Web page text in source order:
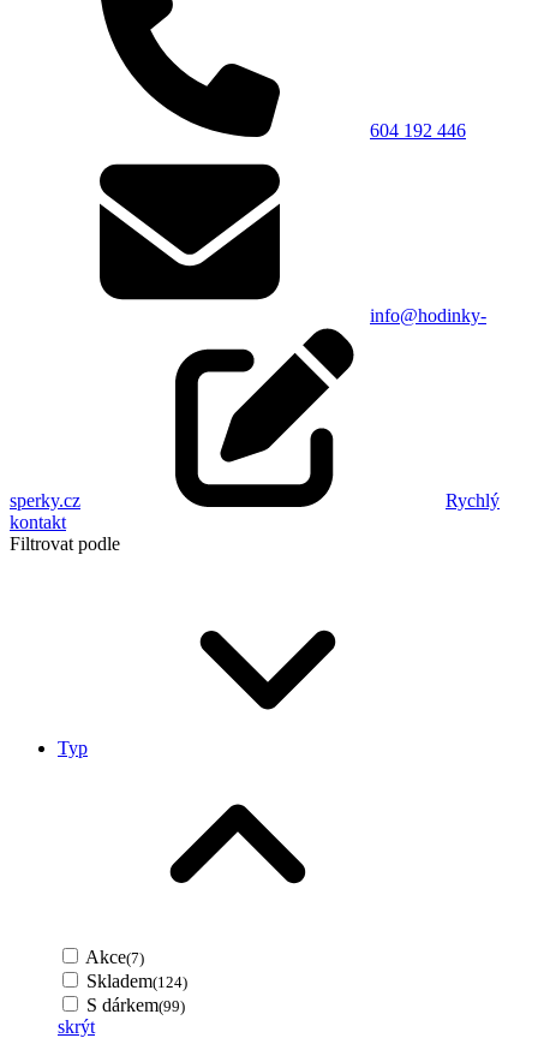
604 192 446
info@hodinky-
sperky.cz
Rychlý
kontakt
Filtrovat podle
Typ
Akce(7)
Skladem(124)
S dárkem(99)
skrýt